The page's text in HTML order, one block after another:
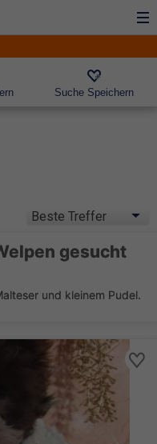
Suche Speichern
gesucht
und kleinem Pudel.